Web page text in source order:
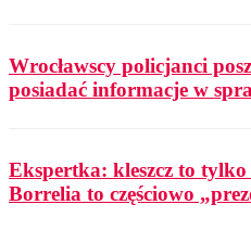
Wrocławscy policjanci
posiadać informacje w
Ekspertka: kleszcz to
Borrelia to częściowo